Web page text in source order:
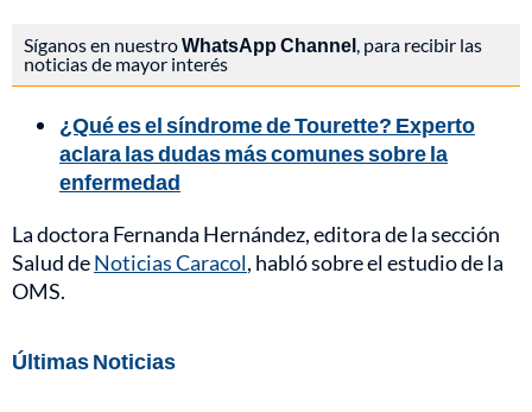
Síganos en nuestroWhatsApp Channel , para recibir las
noticias de mayor interés
¿Qué es el síndrome de Tourette? Experto
aclara las dudas más comunes sobre la
enfermedad
La doctora Fernanda Hernández, editora de la sección
Salud deNoticias Caracol, habló sobre el estudio de la
OMS.
Últimas Noticias